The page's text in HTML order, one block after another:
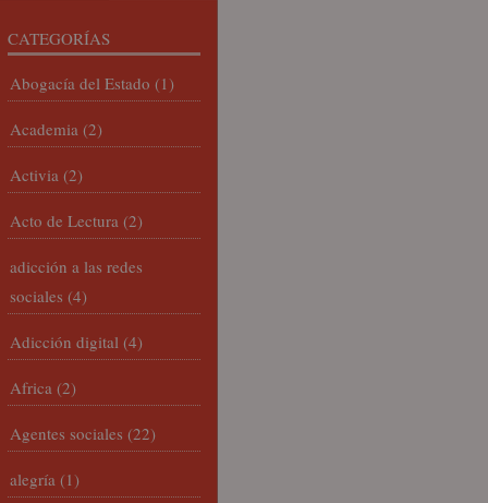
CATEGORÍAS
Abogacía del Estado (1)
Academia (2)
Activia (2)
Acto de Lectura (2)
adicción a las redes
sociales (4)
Adicción digital (4)
Africa (2)
Agentes sociales (22)
alegría (1)